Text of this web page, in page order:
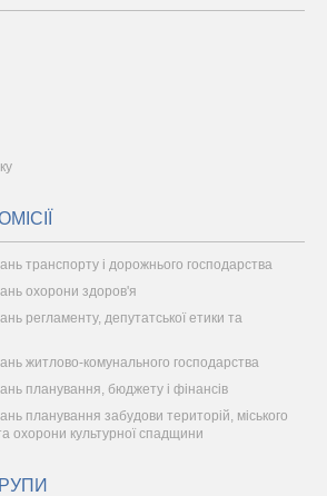
транспорту і дорожнього господарства
охорони здоров'я
регламенту, депутатської етики та
житлово-комунального господарства
планування, бюджету і фінансів
планування забудови територій, міського
охорони культурної спадщини